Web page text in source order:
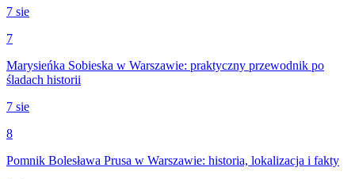
7 sie
7
Marysieńka Sobieska w Warszawie: praktyczny przewodnik po
śladach historii
7 sie
8
Pomnik Bolesława Prusa w Warszawie: historia, lokalizacja i fakty